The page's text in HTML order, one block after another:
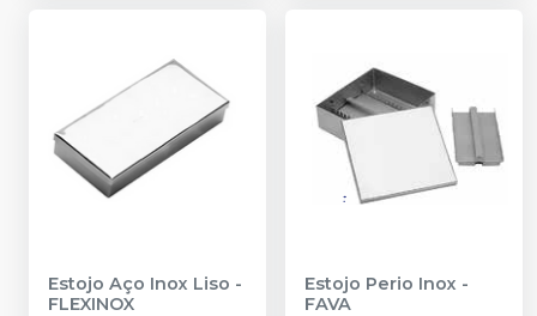
Estojo Aço Inox Liso -
FLEXINOX
Estojo Perio Inox -
FAVA